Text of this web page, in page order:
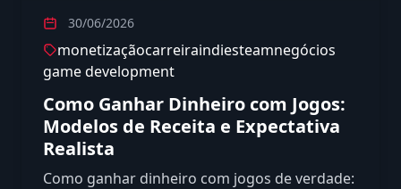
30/06/2026
monetizaçãocarreiraindiesteamnegócios
game development
Como Ganhar Dinheiro com Jogos:
Modelos de Receita e Expectativa
Realista
Como ganhar dinheiro com jogos de verdade: